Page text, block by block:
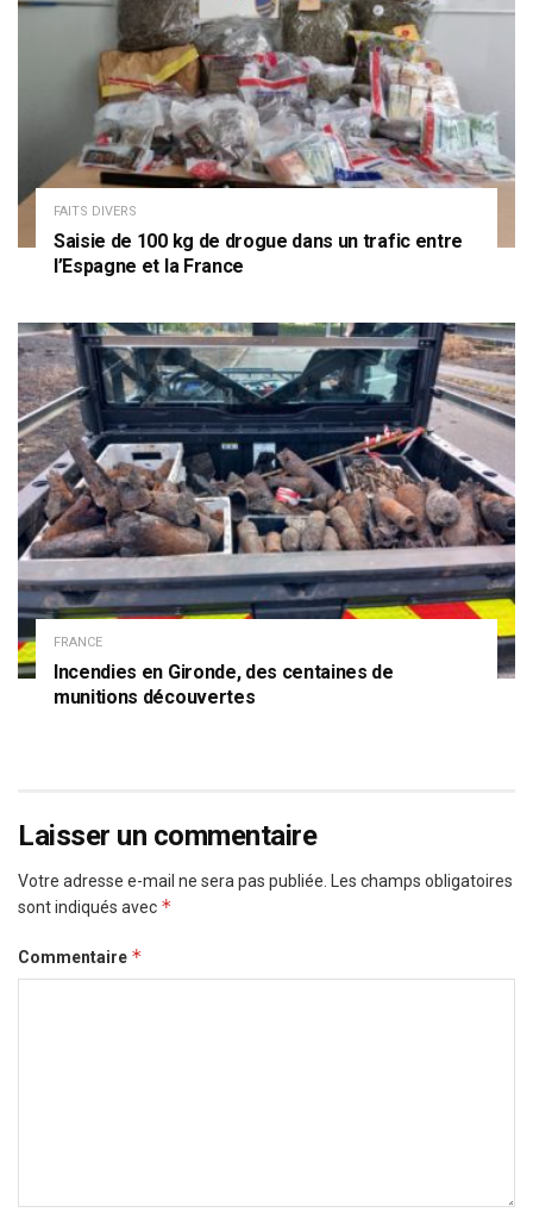
FAITS DIVERS
Saisie de 100 kg de drogue dans un trafic entre
l’Espagne et la France
FRANCE
Incendies en Gironde, des centaines de
munitions découvertes
Laisser un commentaire
Votre adresse e-mail ne sera pas publiée. Les champs obligatoires
sont indiqués avec *
Commentaire *